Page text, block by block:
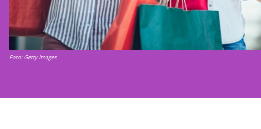
Foto: Getty Images